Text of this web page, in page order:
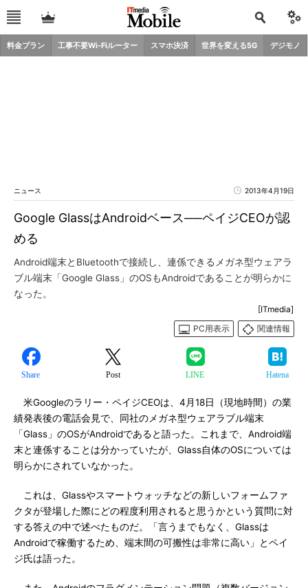
料金プラン 工事不要Wi-Fiルーター スマホ決済 世界を変える5G デジモノ
ニュース 2013年4月19日
Google GlassはAndroidベース──ペイジCEOが認
める
Android端末とBluetoothで接続し、連係できるメガネ型ウェアラ
ブル端末「Google Glass」のOSもAndroidであることが明らかに
なった。
[ITmedia]
PC用表示
関連情報
Share Post LINE Hatena
米Googleのラリー・ペイジCEOは、4月18日（現地時間）の業
績発表後の電話会見で、同社のメガネ型ウェアラブル端末
「Glass」のOSがAndroidであると語った。これまで、Android端
末と連係することは分かっていたが、Glass自体のOSについては
明らかにされていなかった。
これは、Glassやスマートウォッチなどの新しいフォームファ
クタが登場した際にどの程度利用されると思うかという質問に対
する答えの中で述べたものだ。「言うまでもなく、Glassは
Androidで稼働するため、端末間の可搬性は非常に高い」とペイ
ジ氏は語った。